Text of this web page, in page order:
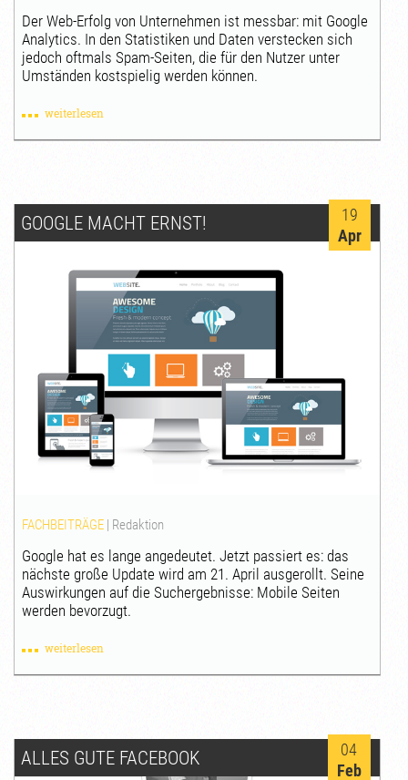
Der Web-Erfolg von Unternehmen ist messbar: mit Google
Analytics. In den Statistiken und Daten verstecken sich
jedoch oftmals Spam-Seiten, die für den Nutzer unter
Umständen kostspielig werden können.
weiterlesen
GOOGLE MACHT ERNST!
19
Apr
FACHBEITRÄGE | Redaktion
Google hat es lange angedeutet. Jetzt passiert es: das
nächste große Update wird am 21. April ausgerollt. Seine
Auswirkungen auf die Suchergebnisse: Mobile Seiten
werden bevorzugt.
weiterlesen
ALLES GUTE FACEBOOK
04
Feb